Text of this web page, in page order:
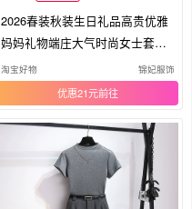
2026春装秋装生日礼品高贵优雅
妈妈礼物端庄大气时尚女士套装
礼物
淘宝好物 锦妃服饰
优惠21元